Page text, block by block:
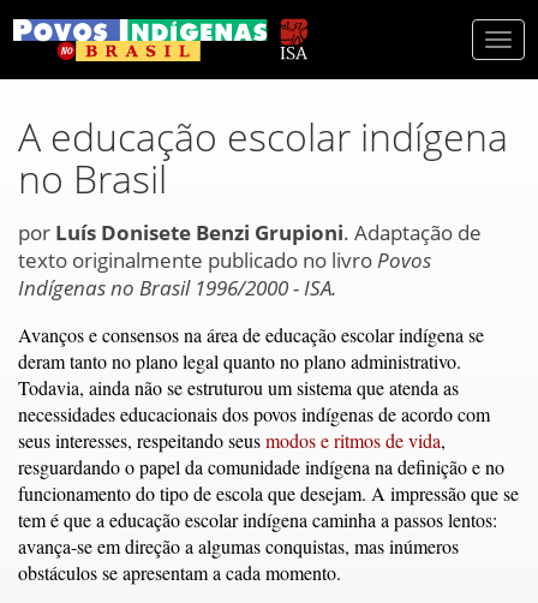
A educação escolar indígena
no Brasil
por Luís Donisete Benzi Grupioni. Adaptação de
texto originalmente publicado no livroPovos
Indígenas no Brasil 1996/2000 - ISA.
Avanços e consensos na área de educação escolar indígena se
deram tanto no plano legal quanto no plano administrativo.
Todavia, ainda não se estruturou um sistema que atenda as
necessidades educacionais dos povos indígenas de acordo com
seus interesses, respeitando seusmodos e ritmos de vida,
resguardando o papel da comunidade indígena na definição e no
funcionamento do tipo de escola que desejam. A impressão que se
tem é que a educação escolar indígena caminha a passos lentos:
avança-se em direção a algumas conquistas, mas inúmeros
obstáculos se apresentam a cada momento.